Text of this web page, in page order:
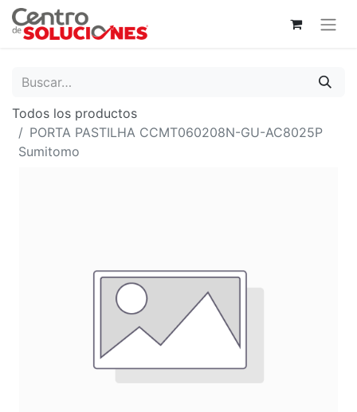
Todos los productos
PORTA PASTILHA CCMT060208N-GU-AC8025P
Sumitomo